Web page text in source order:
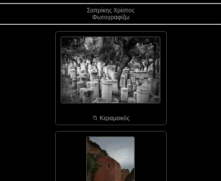
Σαπρίκης Χρίστος
Φωτογραφίζω
📁︎ Κεραμεικός